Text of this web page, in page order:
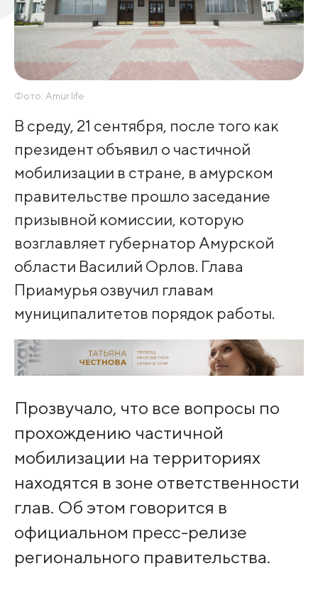
Фото: Amur.life
В среду, 21 сентября, после того как
президент объявил о частичной
мобилизации в стране, в амурском
правительстве прошло заседание
призывной комиссии, которую
возглавляет губернатор Амурской
области Василий Орлов. Глава
Приамурья озвучил главам
муниципалитетов порядок работы.
Прозвучало, что все вопросы по
прохождению частичной
мобилизации на территориях
находятся в зоне ответственности
глав. Об этом говорится в
официальном пресс-релизе
регионального правительства.